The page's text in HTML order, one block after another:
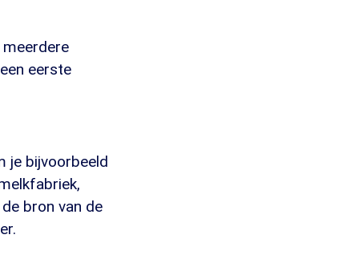
meerdere
eerste
je bijvoorbeeld
bron van de